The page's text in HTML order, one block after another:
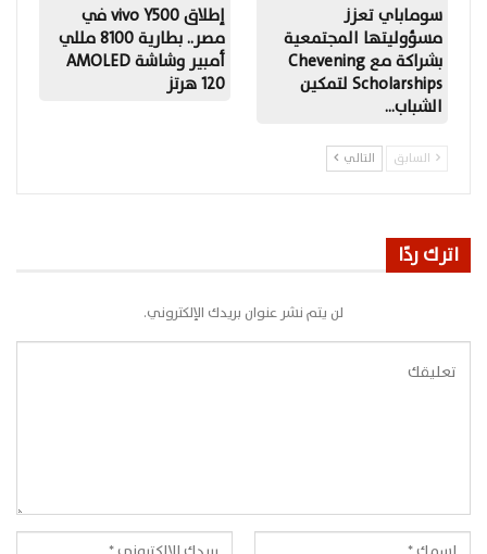
سوماباي تعزز
مسؤوليتها المجتمعية
بشراكة مع Chevening
Scholarships لتمكين
الشباب…
إطلاق vivo Y500 في
مصر.. بطارية 8100 مللي
أمبير وشاشة AMOLED
120 هرتز
السابق التالي
اترك ردًا
لن يتم نشر عنوان بريدك الإلكتروني.